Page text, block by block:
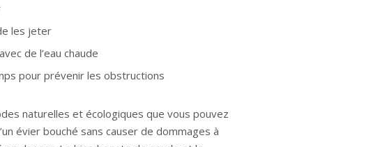
les jeter
de l’eau chaude
pour prévenir les obstructions
naturelles et écologiques que vous pouvez
évier bouché sans causer de dommages à